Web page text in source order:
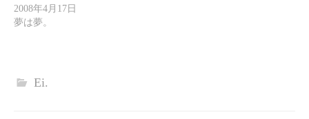
2008年4月17日
夢は夢。
Ei.